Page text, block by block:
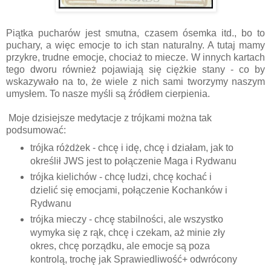
Piątka pucharów jest smutna, czasem ósemka itd., bo to
puchary, a więc emocje to ich stan naturalny. A tutaj mamy
przykre, trudne emocje, chociaż to miecze. W innych kartach
tego dworu również pojawiają się ciężkie stany - co by
wskazywało na to, że wiele z nich sami tworzymy naszym
umysłem. To nasze myśli są źródłem cierpienia.
Moje dzisiejsze medytacje z trójkami można tak
podsumować:
trójka różdżek - chcę i idę, chcę i działam, jak to
określił JWS jest to połączenie Maga i Rydwanu
trójka kielichów - chcę ludzi, chcę kochać i
dzielić się emocjami, połączenie Kochanków i
Rydwanu
trójka mieczy - chcę stabilności, ale wszystko
wymyka się z rąk, chcę i czekam, aż minie zły
okres, chcę porządku, ale emocje są poza
kontrolą, trochę jak Sprawiedliwość+ odwrócony